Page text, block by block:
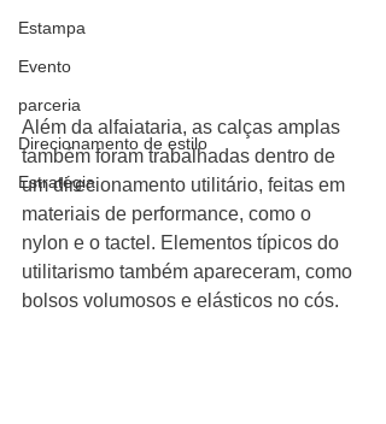
Estampa
Evento
parceria
Direcionamento de estilo
Estratégia
Além da alfaiataria, as calças amplas
também foram trabalhadas dentro de
um direcionamento utilitário, feitas em
materiais de performance, como o
nylon e o tactel. Elementos típicos do
utilitarismo também apareceram, como
bolsos volumosos e elásticos no cós.